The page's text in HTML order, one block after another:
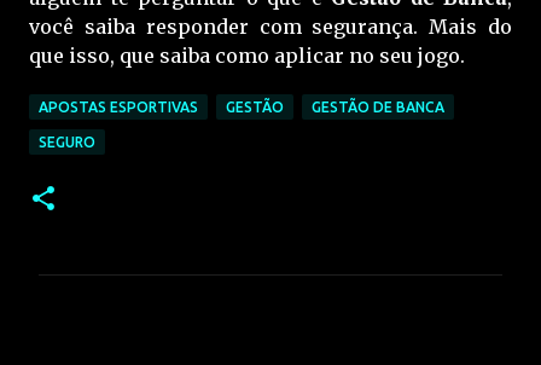
você saiba responder com segurança. Mais do
que isso, que saiba como aplicar no seu jogo.
APOSTAS ESPORTIVAS GESTÃO GESTÃO DE BANCA
SEGURO